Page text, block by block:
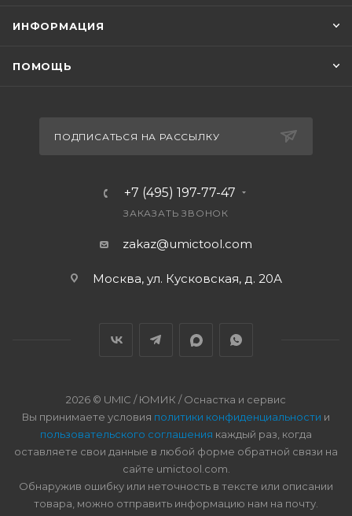
ИНФОРМАЦИЯ
ПОМОЩЬ
ПОДПИСАТЬСЯ НА РАССЫЛКУ
+7 (495) 197-77-47
ЗАКАЗАТЬ ЗВОНОК
zakaz@umictool.com
Москва, ул. Кусковская, д. 20А
2026 © UMIC / ЮМИК / Оснастка и сервис
Вы принимаете условия политики конфиденциальности и
пользовательского соглашения каждый раз, когда
оставляете свои данные в любой форме обратной связи на
сайте umictool.com.
Обнаружив ошибку или неточность в тексте или описании
товара, можно отправить информацию нам на почту.